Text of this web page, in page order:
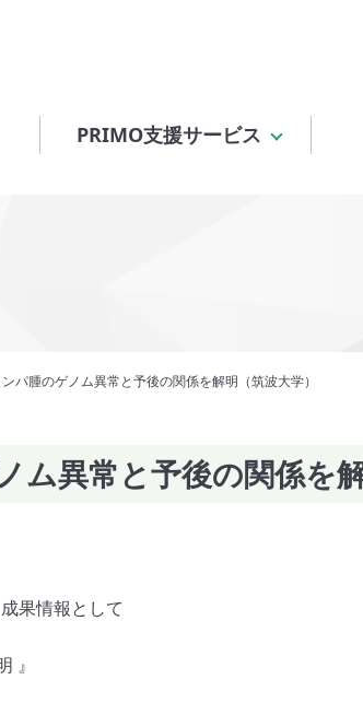
PRIMO支援サービス
パ腫のゲノム異常と予後の関係を解明（筑波大学）
異常と予後の関係を解
果情報として
』